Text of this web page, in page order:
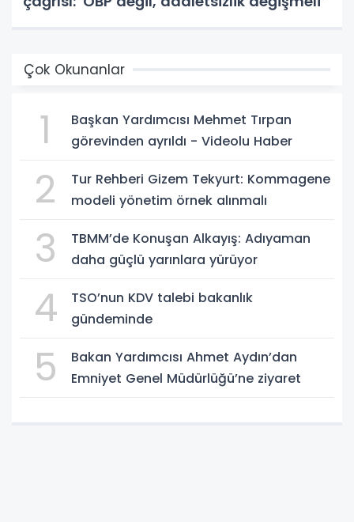
Çok Okunanlar
1
Başkan Yardımcısı Mehmet Tırpan
görevinden ayrıldı - Videolu Haber
2
Tur Rehberi Gizem Tekyurt: Kommagene
modeli yönetim örnek alınmalı
3
TBMM’de Konuşan Alkayış: Adıyaman
daha güçlü yarınlara yürüyor
4
TSO’nun KDV talebi bakanlık
gündeminde
5
Bakan Yardımcısı Ahmet Aydın’dan
Emniyet Genel Müdürlüğü’ne ziyaret